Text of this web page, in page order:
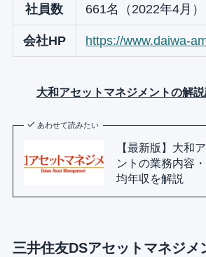
社員数 661名（2022年4月）
会社HP https://www.daiwa-
大和アセットマネジメントの解
あわせて読みたい
【最新版】大和
ントの業務内容
均年収を解説
三井住友DSアセットマネジメ